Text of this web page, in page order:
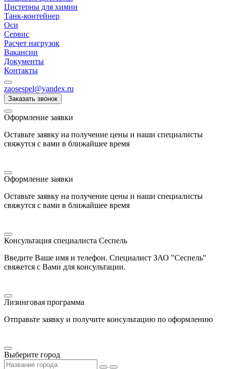
Цистерны для химии
Танк-контейнер
Оси
Сервис
Расчет нагрузок
Вакансии
Документы
Контакты
zaosespel@yandex.ru
Заказать звонок
Оформление заявки
Оставьте заявку на получение цены и наши специалисты
свяжутся с вами в ближайшее время
Оформление заявки
Оставьте заявку на получение цены и наши специалисты
свяжутся с вами в ближайшее время
Консультация специалиста Сеспель
Введите Ваше имя и телефон. Специалист ЗАО "Сеспель"
свяжется с Вами для консультации.
Лизинговая программа
Отправьте заявку и получите консультацию по оформлению
Выберите город